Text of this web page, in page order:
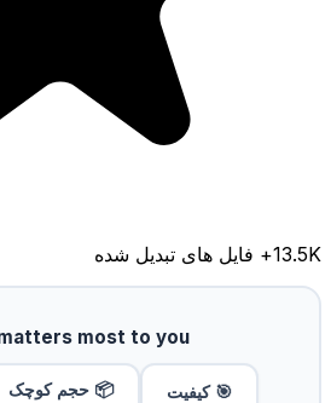
13.5K+ فایل های تبدیل شده
most to you?
🎯 کیفیت 📦 حجم کوچک